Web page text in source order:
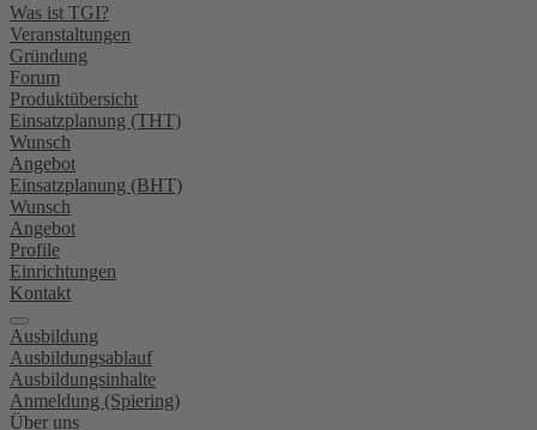
Was ist TGI?
Veranstaltungen
Gründung
Forum
Produktübersicht
Einsatzplanung (THT)
Wunsch
Angebot
Einsatzplanung (BHT)
Wunsch
Angebot
Profile
Einrichtungen
Kontakt
Ausbildung
Ausbildungsablauf
Ausbildungsinhalte
Anmeldung (Spiering)
Über uns